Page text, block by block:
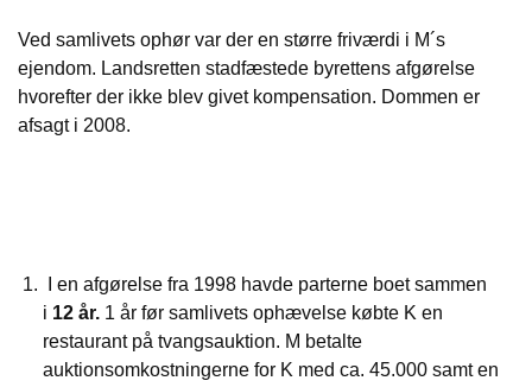
Ved samlivets ophør var der en større friværdi i M´s
ejendom. Landsretten stadfæstede byrettens afgørelse
hvorefter der ikke blev givet kompensation. Dommen er
afsagt i 2008.
I en afgørelse fra 1998 havde parterne boet sammen
i 12 år.1 år før samlivets ophævelse købte K en
restaurant på tvangsauktion. M betalte
auktionsomkostningerne for K med ca. 45.000 samt en